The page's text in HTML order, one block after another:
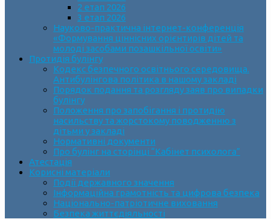
2 етап 2026
3 етап 2026
Науково-практична інтернет-конференція
«Формування ціннісних орієнтирів дітей та
молоді засобами позашкільної освіти»
Протидія булінгу
Кодекс безпечного освітнього середовища.
Антибулінгова політика в нашому закладі
Порядок подання та розгляду заяв про випадки
булінгу
Положення про запобігання і протидію
насильству та жорстокому поводженню з
дітьми у закладі
Нормативні документи
Про булінг на сторінці “Кабінет психолога”
Атестація
Корисні матеріали
Події державного значення
Інформаційна грамотність та цифрова безпека
Національно-патріотичне виховання
Безпека життєдіяльності